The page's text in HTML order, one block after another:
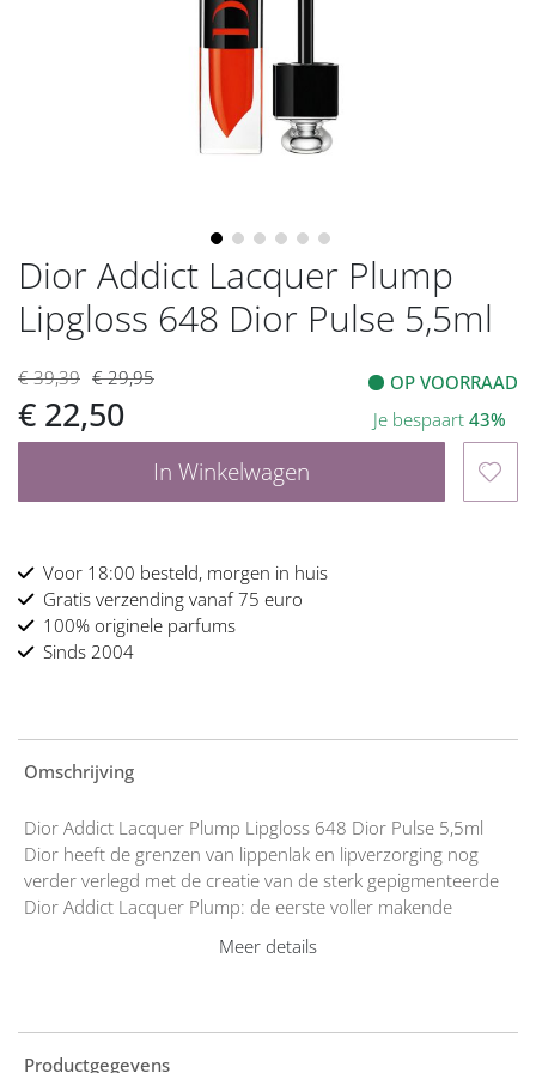
Dior Addict Lacquer Plump
Lipgloss 648 Dior Pulse 5,5ml
€ 39,39
€ 22,50
€ 29,95
OP VOORRAAD
Je bespaart 43%
In Winkelwagen
Voor 18:00 besteld, morgen in huis
Gratis verzending vanaf 75 euro
100% originele parfums
Sinds 2004
Omschrijving
Dior Addict Lacquer Plump Lipgloss 648 Dior Pulse 5,5ml
Dior heeft de grenzen van lippenlak en lipverzorging nog
verder verlegd met de creatie van de sterk gepigmenteerde
Dior Addict Lacquer Plump: de eerste voller makende
lipgloss met lak-effect in sensuele, verfijnde langhoudende
kleuren met intense glans. Dankzij de perfecte mix van
waardoor ze meer volume en vorm krijgen. De kalmerende
verzorgende formule verbergt zich in een ultra-vloeibare
Meer details
Productgegevens
Ga
naar
het
begin
van
de
afbeeldingen-
gallerij